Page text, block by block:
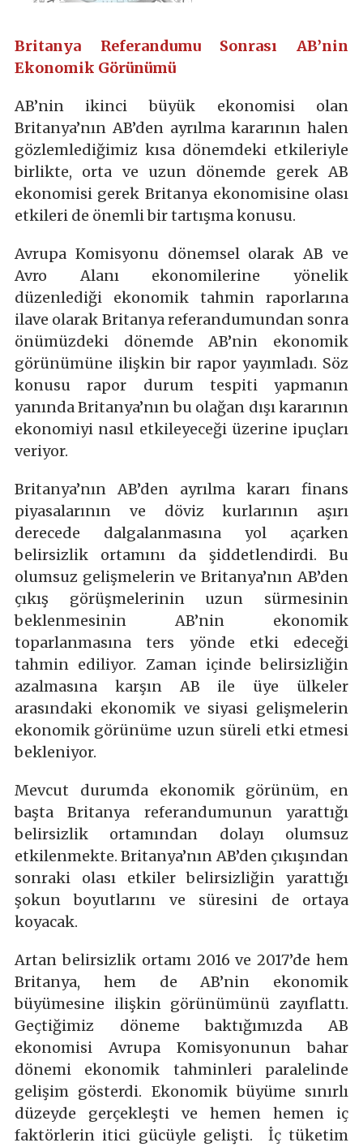
Britanya Referandumu Sonrası AB’nin
Ekonomik Görünümü
AB’nin ikinci büyük ekonomisi olan
Britanya’nın AB’den ayrılma kararının halen
gözlemlediğimiz kısa dönemdeki etkileriyle
birlikte, orta ve uzun dönemde gerek AB
ekonomisi gerek Britanya ekonomisine olası
etkileri de önemli bir tartışma konusu.
Avrupa Komisyonu dönemsel olarak AB ve
Avro Alanı ekonomilerine yönelik
düzenlediği ekonomik tahmin raporlarına
ilave olarak Britanya referandumundan sonra
önümüzdeki dönemde AB’nin ekonomik
görünümüne ilişkin bir rapor yayımladı. Söz
konusu rapor durum tespiti yapmanın
yanında Britanya’nın bu olağan dışı kararının
ekonomiyi nasıl etkileyeceği üzerine ipuçları
veriyor.
Britanya’nın AB’den ayrılma kararı finans
piyasalarının ve döviz kurlarının aşırı
derecede dalgalanmasına yol açarken
belirsizlik ortamını da şiddetlendirdi. Bu
olumsuz gelişmelerin ve Britanya’nın AB’den
çıkış görüşmelerinin uzun sürmesinin
beklenmesinin AB’nin ekonomik
toparlanmasına ters yönde etki edeceği
tahmin ediliyor. Zaman içinde belirsizliğin
azalmasına karşın AB ile üye ülkeler
arasındaki ekonomik ve siyasi gelişmelerin
ekonomik görünüme uzun süreli etki etmesi
bekleniyor.
Mevcut durumda ekonomik görünüm, en
başta Britanya referandumunun yarattığı
belirsizlik ortamından dolayı olumsuz
etkilenmekte. Britanya’nın AB’den çıkışından
sonraki olası etkiler belirsizliğin yarattığı
şokun boyutlarını ve süresini de ortaya
koyacak.
Artan belirsizlik ortamı 2016 ve 2017’de hem
Britanya, hem de AB’nin ekonomik
büyümesine ilişkin görünümünü zayıflattı.
Geçtiğimiz döneme baktığımızda AB
ekonomisi Avrupa Komisyonunun bahar
dönemi ekonomik tahminleri paralelinde
gelişim gösterdi. Ekonomik büyüme sınırlı
düzeyde gerçekleşti ve hemen hemen iç
faktörlerin itici gücüyle gelişti. İç tüketim